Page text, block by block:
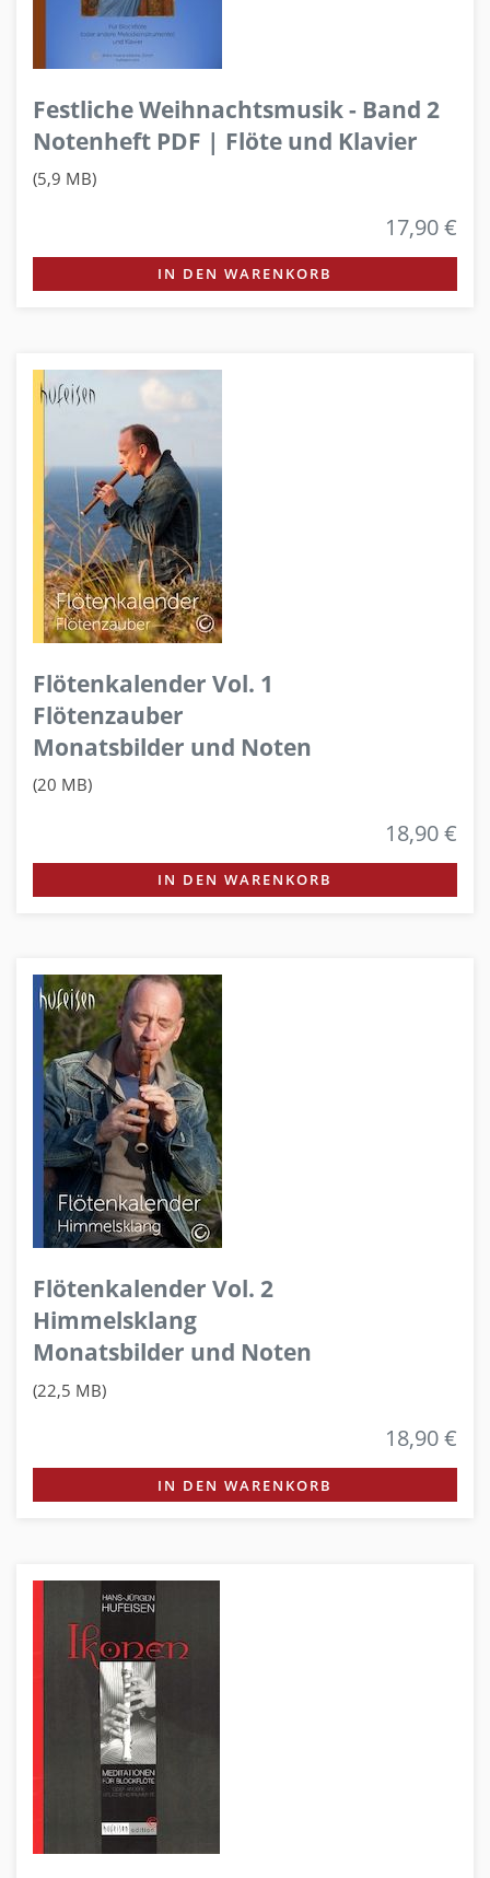
Festliche Weihnachtsmusik - Band 2
Notenheft PDF | Flöte und Klavier
(5,9 MB)
17,90 €
IN DEN WARENKORB
Flötenkalender Vol. 1
Flötenzauber
Monatsbilder und Noten
(20 MB)
18,90 €
IN DEN WARENKORB
Flötenkalender Vol. 2
Himmelsklang
Monatsbilder und Noten
(22,5 MB)
18,90 €
IN DEN WARENKORB